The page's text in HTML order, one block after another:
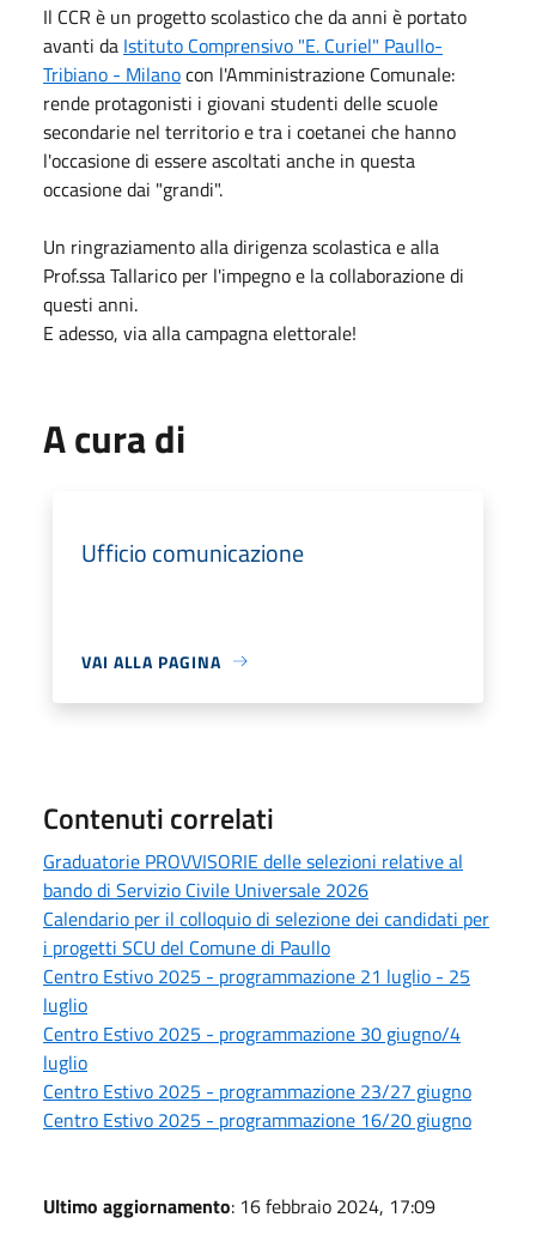
Il CCR è un progetto scolastico che da anni è portato
avanti da Istituto Comprensivo "E. Curiel" Paullo-
Tribiano - Milanocon l'Amministrazione Comunale:
rende protagonisti i giovani studenti delle scuole
secondarie nel territorio e tra i coetanei che hanno
l'occasione di essere ascoltati anche in questa
occasione dai "grandi".
Un ringraziamento alla dirigenza scolastica e alla
Prof.ssa Tallarico per l'impegno e la collaborazione di
questi anni.
E adesso, via alla campagna elettorale!
A cura di
Ufficio comunicazione
VAI ALLA PAGINA
Contenuti correlati
Graduatorie PROVVISORIE delle selezioni relative al
bando di Servizio Civile Universale 2026
Calendario per il colloquio di selezione dei candidati per
i progetti SCU del Comune di Paullo
Centro Estivo 2025 - programmazione 21 luglio - 25
luglio
Centro Estivo 2025 - programmazione 30 giugno/4
luglio
Centro Estivo 2025 - programmazione 23/27 giugno
Centro Estivo 2025 - programmazione 16/20 giugno
Ultimo aggiornamento: 16 febbraio 2024, 17:09